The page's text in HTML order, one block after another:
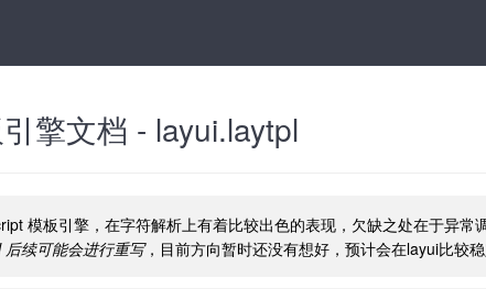
擎文档 - layui.laytpl
模板引擎，在字符解析上有着比较出色的表现，欠缺之处在于异
后续可能会进行重写，目前方向暂时还没有想好，预计会在layui比较稳